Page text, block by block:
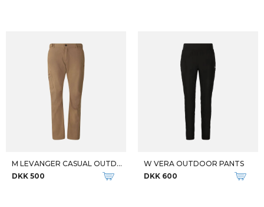
M LEVANGER CASUAL OUTDOOR PANT
DKK 500
W VERA OUTDOOR PANTS
DKK 600